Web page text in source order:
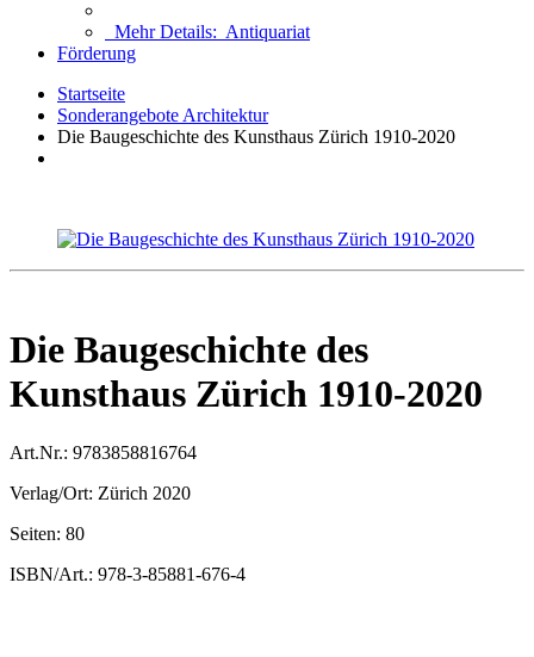
Mehr Details: Antiquariat
Förderung
Startseite
Sonderangebote Architektur
Die Baugeschichte des Kunsthaus Zürich 1910-2020
Die Baugeschichte des
Kunsthaus Zürich 1910-2020
Art.Nr.: 9783858816764
Verlag/Ort: Zürich 2020
Seiten: 80
ISBN/Art.: 978-3-85881-676-4